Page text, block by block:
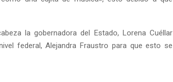
la gobernadora del Estado, Lorena Cuéllar
federal, Alejandra Fraustro para que esto se